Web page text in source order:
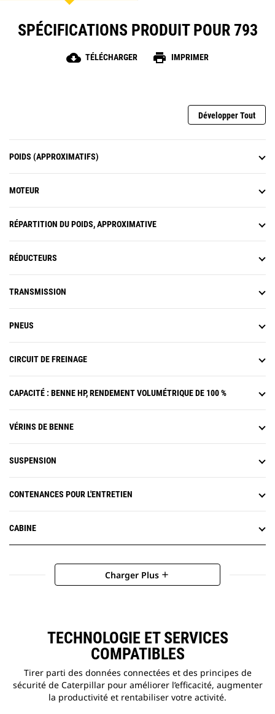
des fonctionnalités telles que l'inclinaison et
l'extension de la partie dédiée aux cuisses, des
renforts latéraux et un soutien lombaire réglables à
chauffants et refroidissants.
SPÉCIFICATIONS PRODUIT POUR 793
cloud_download TÉLÉCHARGER print IMPRIMER
Développer Tout
POIDS (APPROXIMATIFS)
MOTEUR
RÉPARTITION DU POIDS, APPROXIMATIVE
RÉDUCTEURS
TRANSMISSION
PNEUS
CIRCUIT DE FREINAGE
CAPACITÉ : BENNE HP, RENDEMENT VOLUMÉTRIQUE DE 100 %
VÉRINS DE BENNE
SUSPENSION
CONTENANCES POUR L'ENTRETIEN
CABINE
Charger Plus add
TECHNOLOGIE ET SERVICES
COMPATIBLES
Tirer parti des données connectées et des principes de
sécurité de Caterpillar pour améliorer l’efficacité, augmenter
la productivité et rentabiliser votre activité.